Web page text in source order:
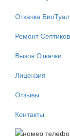
Откачка
Ремонт Септиков
Вызов Откачки
Лицензия
Отзывы
Контакты